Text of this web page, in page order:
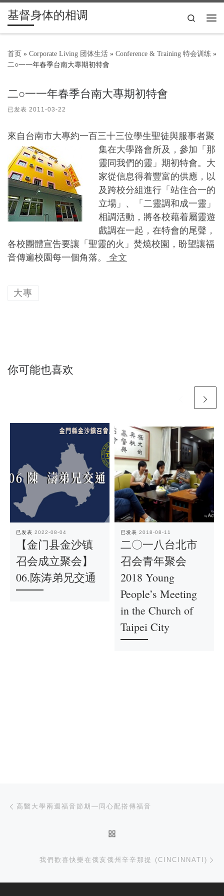
Skip to content
基督身体的相调
Search
首页 » Corporate Living 团体生活 » Conference & Training 特会训练 »
二○一一年春季台南大專期初特會
二○一一年春季台南大專期初特會
已发表 2011-03-22
來自台南市大專約一百三十三位學生聖徒與服事者聚
集在大學路會所及 ，參加「那
靈同我們的靈」期初特會。大
家從信息得着豐富的供應，以
及跨校分組進行「站住合一的
立場」、「二靈調和成一靈」
相調活動，將各校藉着屬靈遊
戲調在一起，在特會的尾聲，
各校團體宣告要讓「聖靈的火」焚燒校園，盼望讓福
音傳遍校園每一個角落。
全文
大專
你可能也喜欢
已发表 2022-08-04
【金门县金沙镇
召会成立聚会】
06.陈涛弟兄交通
已发表 2018-08-11
二〇一八台北市
召会青年聚会
2018 Young
People’s Meeting
in the Church of
Taipei City
文章导航
高醫大學兩週福音節期—同心配搭傳福音
我們歡喜快樂在俄亥俄州辛辛那提 (CINCINNATI)